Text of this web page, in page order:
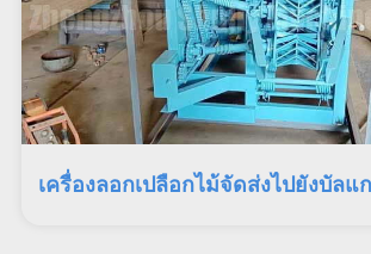
เครื่องลอกเปลือกไม้จัดส่งไปยังบัลแ